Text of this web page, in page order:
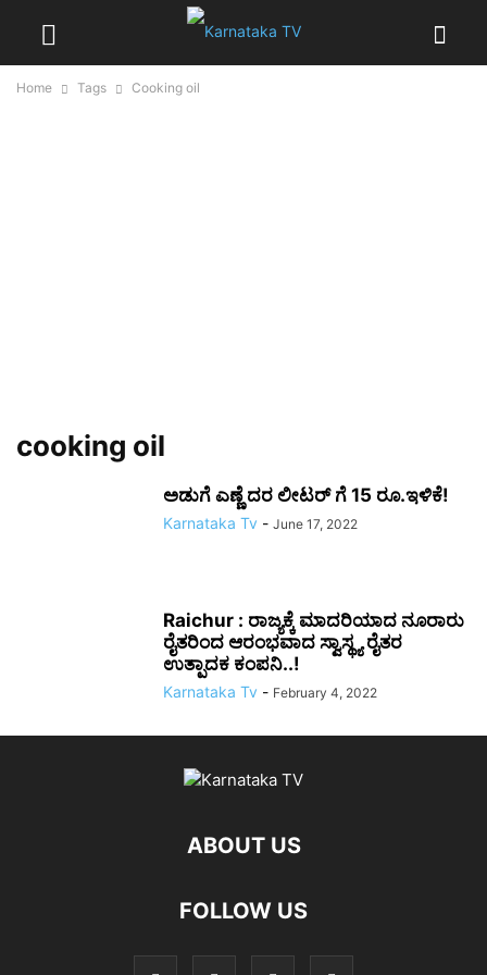
Home Tags Cooking oil
cooking oil
ಅಡುಗೆ ಎಣ್ಣೆ ದರ ಲೀಟರ್ ಗೆ 15 ರೂ.ಇಳಿಕೆ!
Karnataka Tv - June 17, 2022
Raichur : ರಾಜ್ಯಕ್ಕೆ ಮಾದರಿಯಾದ ನೂರಾರು
ರೈತರಿಂದ ಆರಂಭವಾದ ಸ್ವಾಸ್ಥ್ಯ ರೈತರ
ಉತ್ಪಾದಕ ಕಂಪನಿ..!
Karnataka Tv - February 4, 2022
ABOUT US
FOLLOW US